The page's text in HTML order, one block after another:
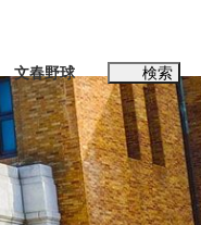
読書
文春野球 検索